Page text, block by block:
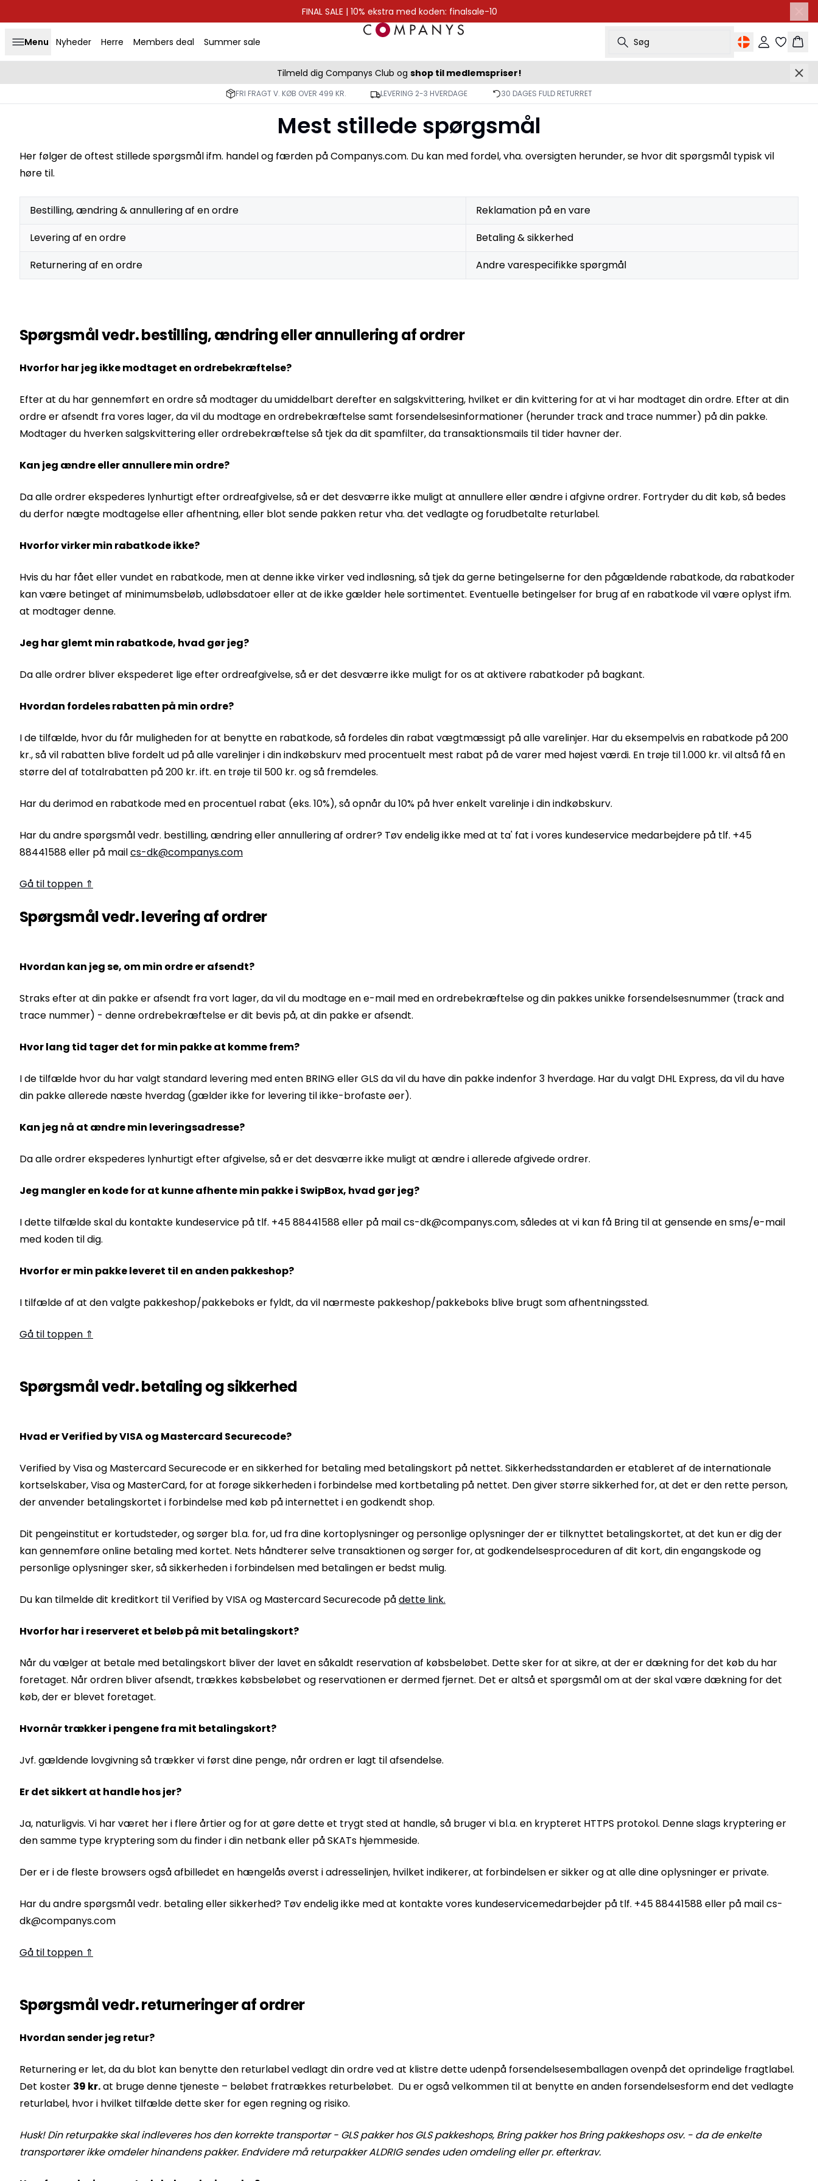
FINAL SALE | 10% ekstra med koden: finalsale-10
Menu Nyheder Herre Members deal Summer sale Søg Log ind Kurv
Tilmeld dig Companys Club og shop til medlemspriser!
FRI FRAGT V. KØB OVER 499 KR. LEVERING 2-3 HVERDAGE 30 DAGES FULD RETURRET
Mest stillede spørgsmål
Her følger de oftest stillede spørgsmål ifm. handel og færden på Companys.com. Du kan med fordel, vha. oversigten herunder, se hvor dit spørgsmål typisk vil
høre til.
Bestilling, ændring & annullering af en ordre
Reklamation på en vare
Levering af en ordre
Betaling & sikkerhed
Returnering af en ordre
Andre varespecifikke spørgmål
Spørgsmål vedr. bestilling, ændring eller annullering af ordrer
Hvorfor har jeg ikke modtaget en ordrebekræftelse?
Efter at du har gennemført en ordre så modtager du umiddelbart derefter en salgskvittering, hvilket er din kvittering for at vi har modtaget din ordre. Efter at din
ordre er afsendt fra vores lager, da vil du modtage en ordrebekræftelse samt forsendelsesinformationer (herunder track and trace nummer) på din pakke.
Modtager du hverken salgskvittering eller ordrebekræftelse så tjek da dit spamfilter, da transaktionsmails til tider havner der.
Kan jeg ændre eller annullere min ordre?
Da alle ordrer ekspederes lynhurtigt efter ordreafgivelse, så er det desværre ikke muligt at annullere eller ændre i afgivne ordrer. Fortryder du dit køb, så bedes
du derfor nægte modtagelse eller afhentning, eller blot sende pakken retur vha. det vedlagte og forudbetalte returlabel.
Hvorfor virker min rabatkode ikke?
Hvis du har fået eller vundet en rabatkode, men at denne ikke virker ved indløsning, så tjek da gerne betingelserne for den pågældende rabatkode, da rabatkoder
kan være betinget af minimumsbeløb, udløbsdatoer eller at de ikke gælder hele sortimentet. Eventuelle betingelser for brug af en rabatkode vil være oplyst ifm.
at modtager denne.
Jeg har glemt min rabatkode, hvad gør jeg?
Da alle ordrer bliver ekspederet lige efter ordreafgivelse, så er det desværre ikke muligt for os at aktivere rabatkoder på bagkant.
Hvordan fordeles rabatten på min ordre?
I de tilfælde, hvor du får muligheden for at benytte en rabatkode, så fordeles din rabat vægtmæssigt på alle varelinjer. Har du eksempelvis en rabatkode på 200
kr., så vil rabatten blive fordelt ud på alle varelinjer i din indkøbskurv med procentuelt mest rabat på de varer med højest værdi. En trøje til 1.000 kr. vil altså få en
større del af totalrabatten på 200 kr. ift. en trøje til 500 kr. og så fremdeles.
Har du derimod en rabatkode med en procentuel rabat (eks. 10%), så opnår du 10% på hver enkelt varelinje i din indkøbskurv.
Har du andre spørgsmål vedr. bestilling, ændring eller annullering af ordrer? Tøv endelig ikke med at ta' fat i vores kundeservice medarbejdere på tlf. +45
88441588 eller på mailcs-dk@companys.com
Gå til toppen ⇑
Spørgsmål vedr. levering af ordrer
Hvordan kan jeg se, om min ordre er afsendt?
Straks efter at din pakke er afsendt fra vort lager, da vil du modtage en e-mail med en ordrebekræftelse og din pakkes unikke forsendelsesnummer (track and
trace nummer) - denne ordrebekræftelse er dit bevis på, at din pakke er afsendt.
Hvor lang tid tager det for min pakke at komme frem?
I de tilfælde hvor du har valgt standard levering med enten BRING eller GLS da vil du have din pakke indenfor 3 hverdage. Har du valgt DHL Express, da vil du have
din pakke allerede næste hverdag (gælder ikke for levering til ikke-brofaste øer).
Kan jeg nå at ændre min leveringsadresse?
Da alle ordrer ekspederes lynhurtigt efter afgivelse, så er det desværre ikke muligt at ændre i allerede afgivede ordrer.
Jeg mangler en kode for at kunne afhente min pakke i SwipBox, hvad gør jeg?
I dette tilfælde skal du kontakte kundeservice på tlf. +45 88441588 eller på mail cs-dk@companys.com, således at vi kan få Bring til at gensende en sms/e-mail
med koden til dig.
Hvorfor er min pakke leveret til en anden pakkeshop?
I tilfælde af at den valgte pakkeshop/pakkeboks er fyldt, da vil nærmeste pakkeshop/pakkeboks blive brugt som afhentningssted.
Gå til toppen ⇑
Spørgsmål vedr. betaling og sikkerhed
Hvad er Verified by VISA og Mastercard Securecode?
Verified by Visa og Mastercard Securecode er en sikkerhed for betaling med betalingskort på nettet. Sikkerhedsstandarden er etableret af de internationale
kortselskaber, Visa og MasterCard, for at forøge sikkerheden i forbindelse med kortbetaling på nettet. Den giver større sikkerhed for, at det er den rette person,
der anvender betalingskortet i forbindelse med køb på internettet i en godkendt shop.
Dit pengeinstitut er kortudsteder, og sørger bl.a. for, ud fra dine kortoplysninger og personlige oplysninger der er tilknyttet betalingskortet, at det kun er dig der
kan gennemføre online betaling med kortet. Nets håndterer selve transaktionen og sørger for, at godkendelsesproceduren af dit kort, din engangskode og
personlige oplysninger sker, så sikkerheden i forbindelsen med betalingen er bedst mulig.
Du kan tilmelde dit kreditkort til Verified by VISA og Mastercard Securecode pådette link.
Hvorfor har i reserveret et beløb på mit betalingskort?
Når du vælger at betale med betalingskort bliver der lavet en såkaldt reservation af købsbeløbet. Dette sker for at sikre, at der er dækning for det køb du har
foretaget. Når ordren bliver afsendt, trækkes købsbeløbet og reservationen er dermed fjernet. Det er altså et spørgsmål om at der skal være dækning for det
køb, der er blevet foretaget.
Hvornår trækker i pengene fra mit betalingskort?
Jvf. gældende lovgivning så trækker vi først dine penge, når ordren er lagt til afsendelse.
Er det sikkert at handle hos jer?
Ja, naturligvis. Vi har været her i flere årtier og for at gøre dette et trygt sted at handle, så bruger vi bl.a. en krypteret HTTPS protokol. Denne slags kryptering er
den samme type kryptering som du finder i din netbank eller på SKATs hjemmeside.
Der er i de fleste browsers også afbilledet en hængelås øverst i adresselinjen, hvilket indikerer, at forbindelsen er sikker og at alle dine oplysninger er private.
Har du andre spørgsmål vedr. betaling eller sikkerhed? Tøv endelig ikke med at kontakte vores kundeservicemedarbejder på tlf. +45 88441588 eller på mail cs-
dk@companys.com
Gå til toppen ⇑
Spørgsmål vedr. returneringer af ordrer
Hvordan sender jeg retur?
Returnering er let, da du blot kan benytte den returlabel vedlagt din ordre ved at klistre dette udenpå forsendelsesemballagen ovenpå det oprindelige fragtlabel.
Det koster 39 kr.at bruge denne tjeneste – beløbet fratrækkes returbeløbet. Du er også velkommen til at benytte en anden forsendelsesform end det vedlagte
returlabel, hvor i hvilket tilfælde dette sker for egen regning og risiko.
Husk! Din returpakke skal indleveres hos den korrekte transportør - GLS pakker hos GLS pakkeshops, Bring pakker hos Bring pakkeshops osv. - da de enkelte
transportører ikke omdeler hinandens pakker. Endvidere må returpakker ALDRIG sendes uden omdeling eller pr. efterkrav.